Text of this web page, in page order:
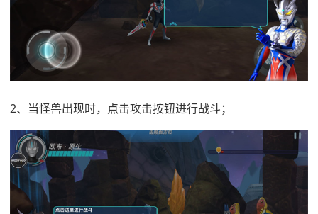
2、当怪兽出现时，点击攻击按钮进行战斗；